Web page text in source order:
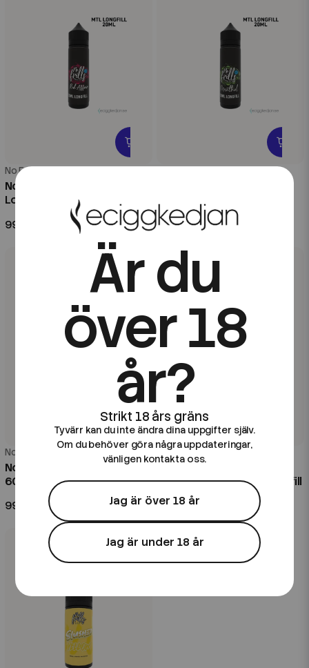
No Frills
No Frills | Red Affair | 20ml
Longfill
99 kr
99 kr
No Frills
No Frills | Slushed Green |
60ml Kombofill
99 kr
No Frills
No Frills | Slushed
Bubblegum | 60ml Kombofill
99 kr
Är du
över 18
år?
Tyvärr kan du inte ändra dina uppgifter själv.
Om du behöver göra några uppdateringar,
vänligen kontakta oss.
Jag är över 18 år
Jag är under 18 år